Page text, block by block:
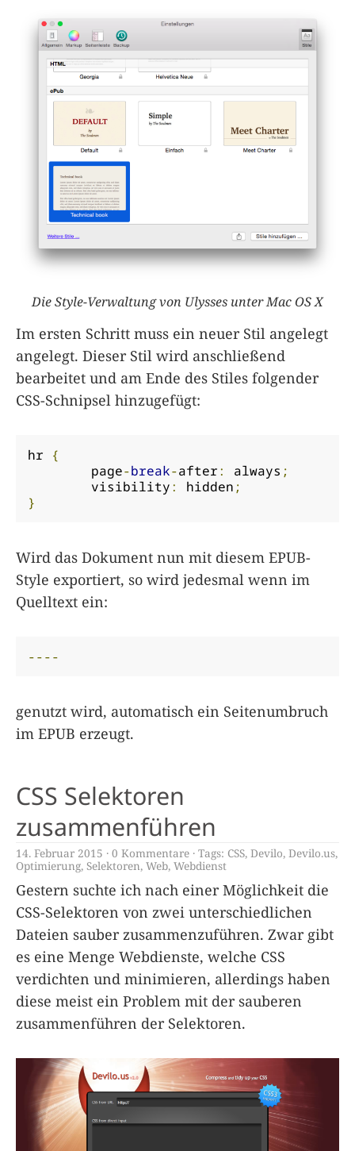
Die Style-Verwaltung von Ulysses unter Mac OS X
Im ersten Schritt muss ein neuer Stil angelegt
angelegt. Dieser Stil wird anschließend
bearbeitet und am Ende des Stiles folgender
CSS-Schnipsel hinzugefügt:
hr {
	page
-break-after: always ;
	visibility
: hidden ;
}
Wird das Dokument nun mit diesem EPUB-
Style exportiert, so wird jedesmal wenn im
Quelltext ein:
----
genutzt wird, automatisch ein Seitenumbruch
im EPUB erzeugt.
CSS Selektoren
zusammenführen
14. Februar 2015 0 Kommentare Tags: CSS, Devilo, Devilo.us,
Optimierung, Selektoren, Web, Webdienst
Gestern suchte ich nach einer Möglichkeit die
CSS-Selektoren von zwei unterschiedlichen
Dateien sauber zusammenzuführen. Zwar gibt
es eine Menge Webdienste, welche CSS
verdichten und minimieren, allerdings haben
diese meist ein Problem mit der sauberen
zusammenführen der Selektoren.